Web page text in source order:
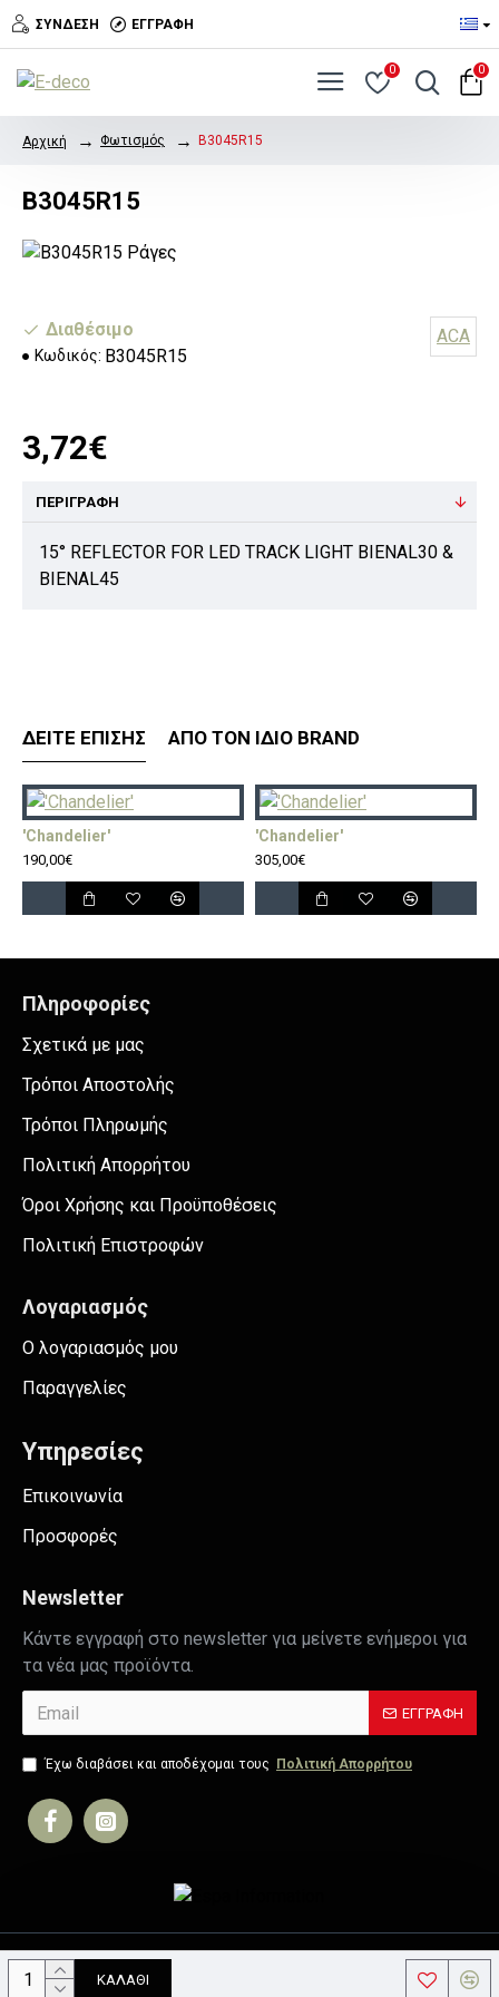
ΣΎΝΔΕΣΗ ΕΓΓΡΑΦΉ
0 0
Αρχική Φωτισμός B3045R15
B3045R15
Διαθέσιμο
Κωδικός: B3045R15
ACA
3,72€
ΚΑΛΆΘΙ
ΠΕΡΙΓΡΑΦΉ
15° REFLECTOR FOR LED TRACK LIGHT BIENAL30 &
BIENAL45
ΔΕΊΤΕ ΕΠΊΣΗΣ ΑΠΌ ΤΟΝ ΊΔΙΟ BRAND
'Chandelier'
190,00€
'Chandelier'
305,00€
Πληροφορίες
Σχετικά με μας
Τρόποι Αποστολής
Τρόποι Πληρωμής
Πολιτική Απορρήτου
Όροι Χρήσης και Προϋποθέσεις
Πολιτική Επιστροφών
Λογαριασμός
Ο λογαριασμός μου
Παραγγελίες
Υπηρεσίες
Επικοινωνία
Προσφορές
Newsletter
Κάντε εγγραφή στο newsletter για μείνετε ενήμεροι για
τα νέα μας προϊόντα.
ΕΓΓΡΑΦΉ
Έχω διαβάσει και αποδέχομαι τους Πολιτική Απορρήτου